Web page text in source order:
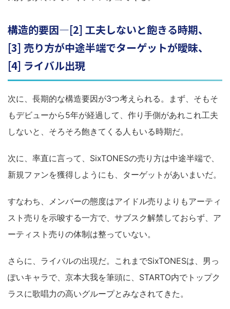
構造的要因―[2] 工夫しないと飽きる時期、
[3] 売り方が中途半端でターゲットが曖昧、
[4] ライバル出現
次に、長期的な構造要因が3つ考えられる。まず、そもそ
もデビューから5年が経過して、作り手側があれこれ工夫
しないと、そろそろ飽きてくる人もいる時期だ。
次に、率直に言って、SixTONESの売り方は中途半端で、
新規ファンを獲得しようにも、ターゲットがあいまいだ。
すなわち、メンバーの態度はアイドル売りよりもアーティ
スト売りを示唆する一方で、サブスク解禁しておらず、ア
ーティスト売りの体制は整っていない。
さらに、ライバルの出現だ。これまでSixTONESは、男っ
ぽいキャラで、京本大我を筆頭に、STARTO内でトップク
ラスに歌唱力の高いグループとみなされてきた。